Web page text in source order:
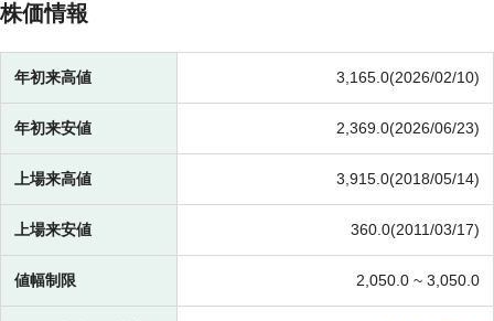
株価情報
年初来高値 3,165.0(2026/02/10)
年初来安値 2,369.0(2026/06/23)
上場来高値 3,915.0(2018/05/14)
上場来安値 360.0(2011/03/17)
値幅制限 2,050.0 ~ 3,050.0